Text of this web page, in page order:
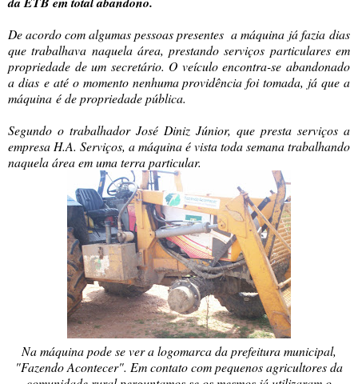
De acordo com algumas pessoas presentes a máquina já fazia dias
que trabalhava naquela área, prestando serviços particulares em
propriedade de um secretário. O veículo encontra-se abandonado
a dias e até o momento nenhuma providência foi tomada, já que a
máquina é de propriedade pública.
Segundo o trabalhador José Diniz Júnior, que presta serviços a
empresa H.A. Serviços, a máquina é vista toda semana trabalhando
naquela área em uma terra particular.
Na máquina pode se ver a logomarca da prefeitura municipal,
"Fazendo Acontecer". Em contato com pequenos agricultores da